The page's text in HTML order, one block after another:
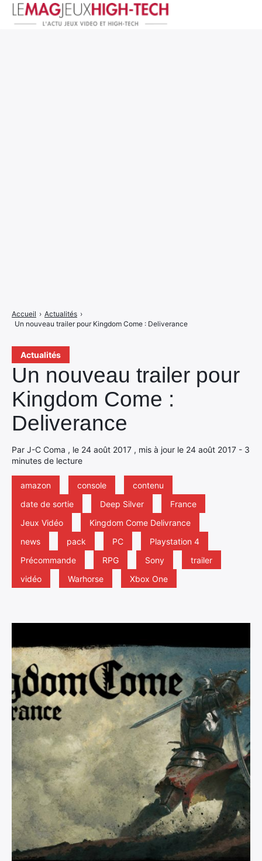
Actualités
Un nouveau trailer pour
Kingdom Come :
Deliverance
Par J-C Coma , le 24 août 2017 , mis à jour le 24 août 2017 - 3
minutes de lecture
amazon console
contenu
date de sortie
Deep Silver
France
Jeux Vidéo
Kingdom Come Delivrance
news
pack PC
Playstation 4
Précommande
RPG Sony
trailer
vidéo
Warhorse Xbox One
Accueil › Actualités ›
Un nouveau trailer pour Kingdom Come : Deliverance